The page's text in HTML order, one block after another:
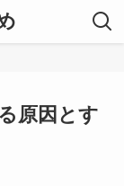
原因とす